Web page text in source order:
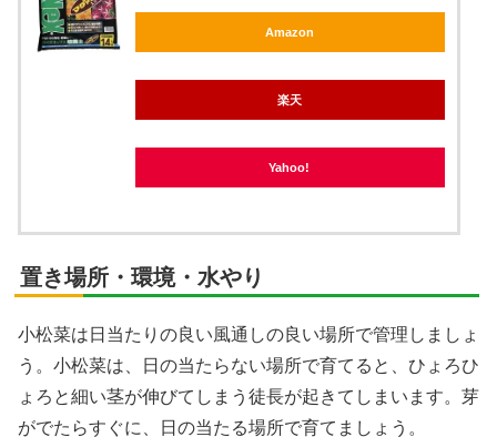
Amazon
楽天
Yahoo!
置き場所・環境・水やり
小松菜は日当たりの良い風通しの良い場所で管理しましょ
う。小松菜は、日の当たらない場所で育てると、ひょろひ
ょろと細い茎が伸びてしまう徒長が起きてしまいます。芽
がでたらすぐに、日の当たる場所で育てましょう。